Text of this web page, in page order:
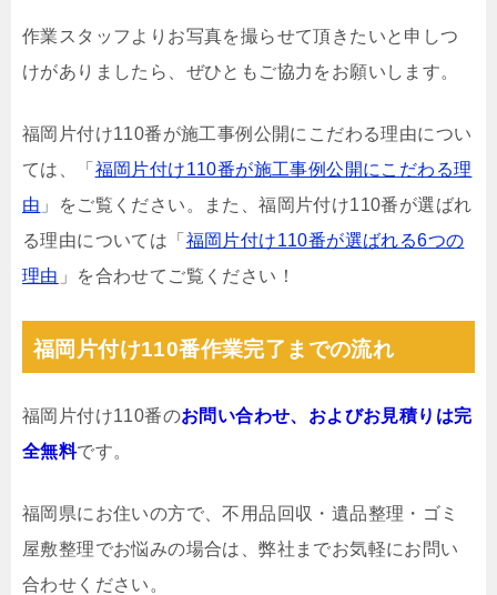
作業スタッフよりお写真を撮らせて頂きたいと申しつ
けがありましたら、ぜひともご協力をお願いします。
福岡片付け110番が施工事例公開にこだわる理由につい
ては、「 福岡片付け110番が施工事例公開にこだわる理
由 」をご覧ください。また、福岡片付け110番が選ばれ
る理由については「 福岡片付け110番が選ばれる6つの
理由 」を合わせてご覧ください！
福岡片付け110番作業完了までの流れ
福岡片付け110番のお問い合わせ、およびお見積りは完
全無料です。
福岡県にお住いの方で、不用品回収・遺品整理・ゴミ
屋敷整理でお悩みの場合は、弊社までお気軽にお問い
合わせください。